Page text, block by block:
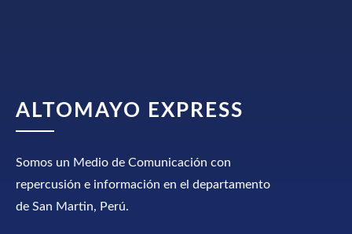
ALTOMAYO EXPRESS
Somos un Medio de Comunicación con
repercusión e información en el departamento
de San Martin, Perú.